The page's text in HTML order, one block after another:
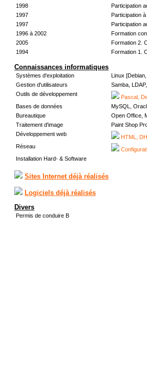
1998
Participation
1997
Participation à
1997
Participation
1996 à 2002
Formation
2005
Formation 2.
1994
Formation 1.
Connaissances informatiques
Systèmes d'exploitation
Linux
Gestion d'utilisateurs
Samba,
Outils de développement
Pascal,
Bases de données
MySQL,
Bureautique
Open Office,
Traitement d'image
Paint Shop
Développement web
HTML,
Réseau
Installation Hard- & Software
Sites Internet déjà réalisés
Logiciels déjà réalisés
Divers
Permis de conduire B